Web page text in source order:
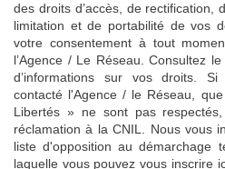
des droits d’accès, de rectification,
limitation et de portabilité de vos
votre consentement à tout
l’Agence / Le Réseau. Consultez le
d’informations sur vos droits.
contacté l'Agence / le Réseau,
Libertés » ne sont pas
réclamation à la CNIL. Nous vous
liste d'opposition au démarchage
laquelle vous pouvez vous inscrire